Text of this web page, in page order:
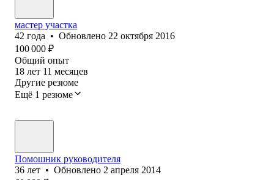
мастер участка
42 года • Обновлено 22 октября 2016
100 000 ₽
Общий опыт
18 лет 11 месяцев
Другие резюме
Ещё 1 резюме
Помошник руководителя
36 лет • Обновлено 2 апреля 2014